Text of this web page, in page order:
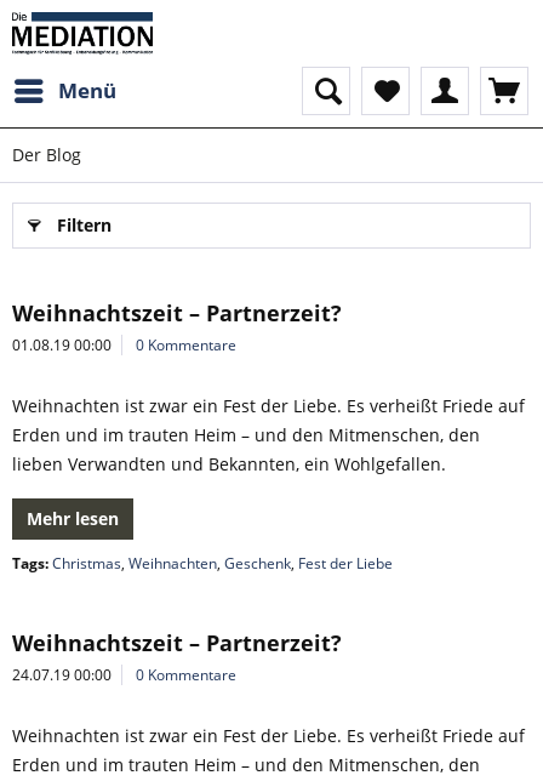
Menü
Der Blog
Filtern
Weihnachtszeit – Partnerzeit?
01.08.19 00:00 0 Kommentare
Weihnachten ist zwar ein Fest der Liebe. Es verheißt Friede auf
Erden und im trauten Heim – und den Mitmenschen, den
lieben Verwandten und Bekannten, ein Wohlgefallen.
Mehr lesen
Tags:Christmas, Weihnachten, Geschenk, Fest der Liebe
Weihnachtszeit – Partnerzeit?
24.07.19 00:00 0 Kommentare
Weihnachten ist zwar ein Fest der Liebe. Es verheißt Friede auf
Erden und im trauten Heim – und den Mitmenschen, den